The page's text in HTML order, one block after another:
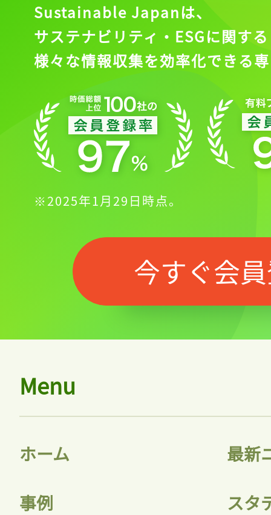
Sustainable Japanは、
サステナビリティ・ESGに関する
様々な情報収集を効率化できる
※2025年1月29日時点。
今すぐ会
Menu
ホーム 最新
事例 スタ